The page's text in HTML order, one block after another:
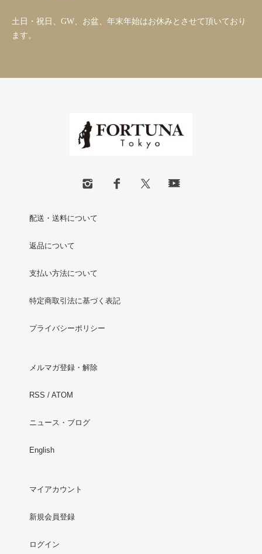
土日・祝日、GW、お盆、年末年始はお休みとさせて頂いており
ます。
配送・送料について
返品について
支払い方法について
特定商取引法に基づく表記
プライバシーポリシー
メルマガ登録・解除
RSS / ATOM
ニュース・ブログ
English
マイアカウント
新規会員登録
ログイン